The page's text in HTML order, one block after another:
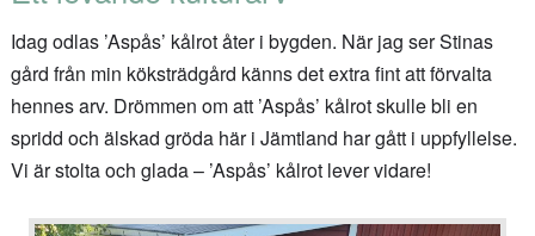
Idag odlas ’Aspås’ kålrot åter i bygden. När jag ser Stinas
gård från min köksträdgård känns det extra fint att förvalta
hennes arv. Drömmen om att ’Aspås’ kålrot skulle bli en
spridd och älskad gröda här i Jämtland har gått i uppfyllelse.
Vi är stolta och glada – ’Aspås’ kålrot lever vidare!